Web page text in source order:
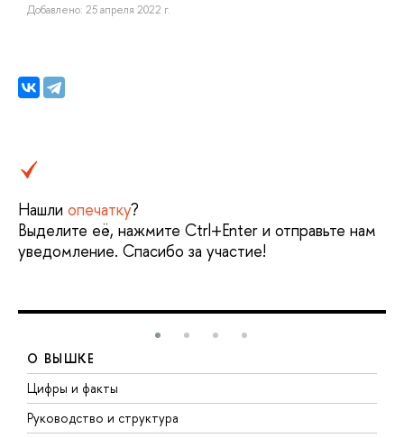
Добавлено: 25 апреля 2022 г.
Нашли опечатку?
Выделите её, нажмите Ctrl+Enter и отправьте нам
уведомление. Спасибо за участие!
О ВЫШКЕ
Цифры и факты
Руководство и структура